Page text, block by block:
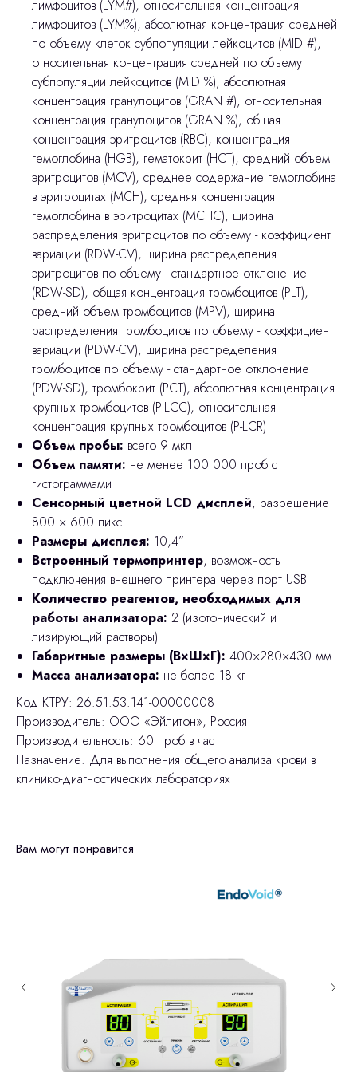
лимфоцитов (LYM#), относительная концентрация
лимфоцитов (LYM%), абсолютная концентрация средней
по объему клеток субпопуляции лейкоцитов (MID #),
относительная концентрация средней по объему
субпопуляции лейкоцитов (MID %), абсолютная
концентрация гранулоцитов (GRAN #), относительная
концентрация гранулоцитов (GRAN %), общая
концентрация эритроцитов (RBC), концентрация
гемоглобина (HGB), гематокрит (HCT), средний объем
эритроцитов (MCV), среднее содержание гемоглобина
в эритроцитах (MCH), средняя концентрация
гемоглобина в эритроцитах (MCHC), ширина
распределения эритроцитов по объему - коэффициент
вариации (RDW-CV), ширина распределения
эритроцитов по объему - стандартное отклонение
(RDW-SD), общая концентрация тромбоцитов (PLT),
средний объем тромбоцитов (MPV), ширина
распределения тромбоцитов по объему - коэффициент
вариации (PDW-CV), ширина распределения
тромбоцитов по объему - стандартное отклонение
(PDW-SD), тромбокрит (PCT), абсолютная концентрация
крупных тромбоцитов (P-LCC), относительная
концентрация крупных тромбоцитов (P-LCR)
Объем пробы: всего 9 мкл
Объем памяти: не менее 100 000 проб с
гистограммами
Сенсорный цветной LCD дисплей, разрешение
800 × 600 пикс
Размеры дисплея: 10,4”
Встроенный термопринтер, возможность
подключения внешнего принтера через порт USB
Количество реагентов, необходимых для
работы анализатора: 2 (изотонический и
лизирующий растворы)
Габаритные размеры (В×Ш×Г): 400×280×430 мм
Масса анализатора: не более 18 кг
Код КТРУ: 26.51.53.141-00000008
Производитель: ООО «Эйлитон», Россия
Производительность: 60 проб в час
Назначение: Для выполнения общего анализа крови в
клинико-диагностических лабораториях
Вам могут понравится
Остались вопросы
оставьте контакты, мы свяжемся и
ответим на все вопросы
© 2024 ЛС Дентал Групп